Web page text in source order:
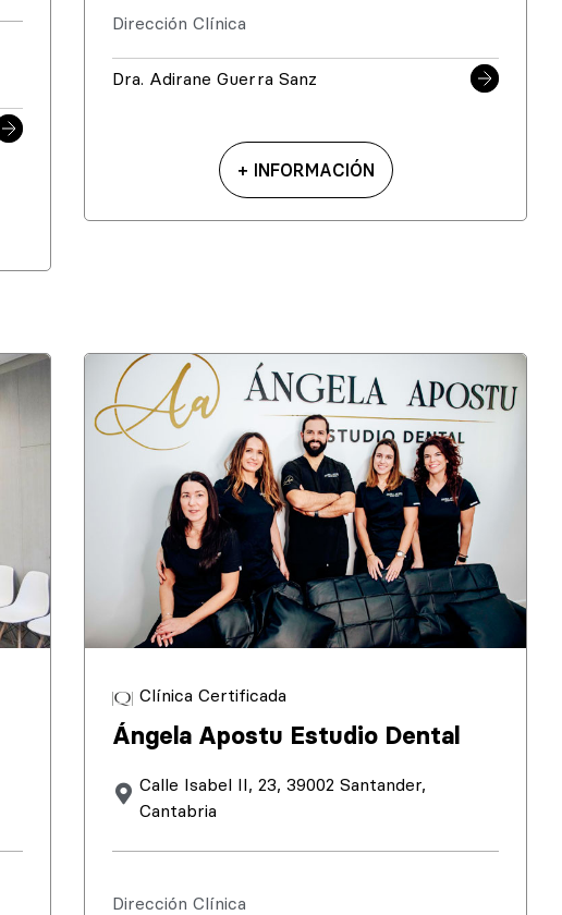
Dirección Clínica
Dra. Adirane Guerra Sanz
+ INFORMACIÓN
Clínica Certificada
Ángela Apostu Estudio Dental
Calle Isabel II, 23, 39002 Santander,
Cantabria
Dirección Clínica